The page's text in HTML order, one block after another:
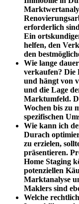
erforderlich
Ein
helfen, den
den
Wie lange
verkaufen? Die
und hängt von
und die Lage
Marktumfeld.
Wochen bis zu
spezifischen
Wie kann ich
Durach
zu erzielen,
präsentieren.
Home Staging
potenziellen
Marktanalyse
Maklers sind
Welche